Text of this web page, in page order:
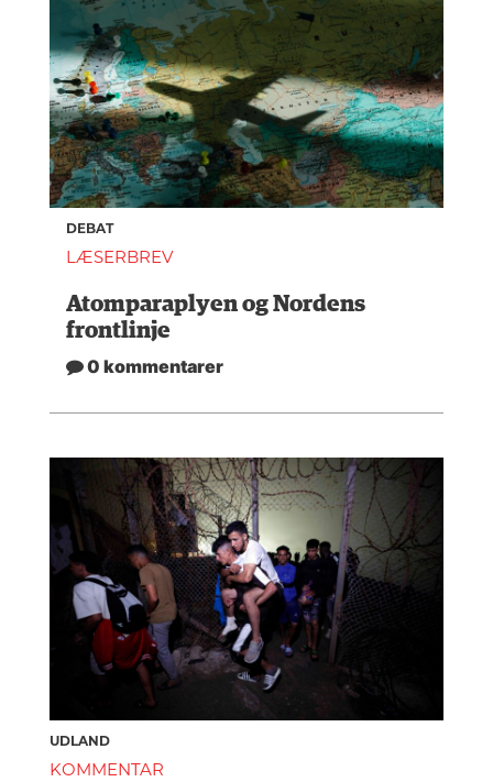
DEBAT
LÆSERBREV
Atomparaplyen og Nordens
frontlinje
0 kommentarer
UDLAND
KOMMENTAR